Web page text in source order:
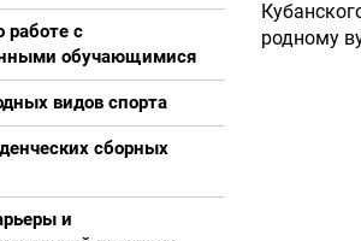
работе с
обучающимися
видов спорта
сборных
и
родному